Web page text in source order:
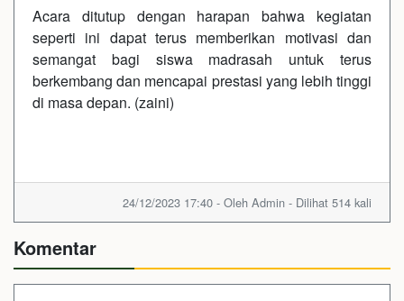
Acara ditutup dengan harapan bahwa kegiatan
seperti ini dapat terus memberikan motivasi dan
semangat bagi siswa madrasah untuk terus
berkembang dan mencapai prestasi yang lebih tinggi
di masa depan. (zaini)
24/12/2023 17:40 - Oleh Admin - Dilihat 514 kali
Komentar